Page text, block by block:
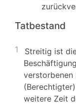
Tatbestand
1
Streitig ist
verstorbenen
(Berechtigter)
weitere Zeit